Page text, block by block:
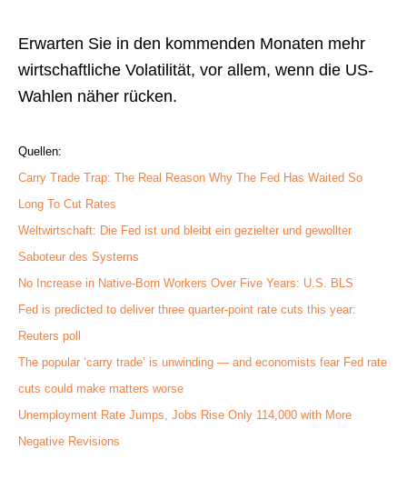
Erwarten Sie in den kommenden Monaten mehr
wirtschaftliche Volatilität, vor allem, wenn die US-
Wahlen näher rücken.
Quellen:
Carry Trade Trap: The Real Reason Why The Fed Has Waited So
Long To Cut Rates
Weltwirtschaft: Die Fed ist und bleibt ein gezielter und gewollter
Saboteur des Systems
No Increase in Native-Born Workers Over Five Years: U.S. BLS
Fed is predicted to deliver three quarter-point rate cuts this year:
Reuters poll
The popular ‘carry trade’ is unwinding — and economists fear Fed rate
cuts could make matters worse
Unemployment Rate Jumps, Jobs Rise Only 114,000 with More
Negative Revisions